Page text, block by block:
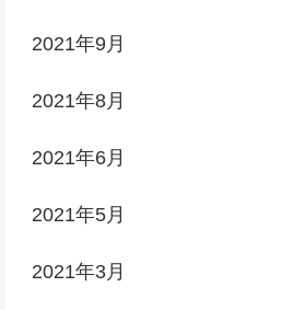
2021年9月
2021年8月
2021年6月
2021年5月
2021年3月